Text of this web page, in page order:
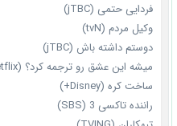
فردایی حتمی (jTBC)
وکیل مردم (tvN)
دوستم داشته باش (jTBC)
میشه این عشق رو ترجمه کرد؟ (Netflix)
ساخت کره (Disney+)
راننده تاکسی 3 (SBS)